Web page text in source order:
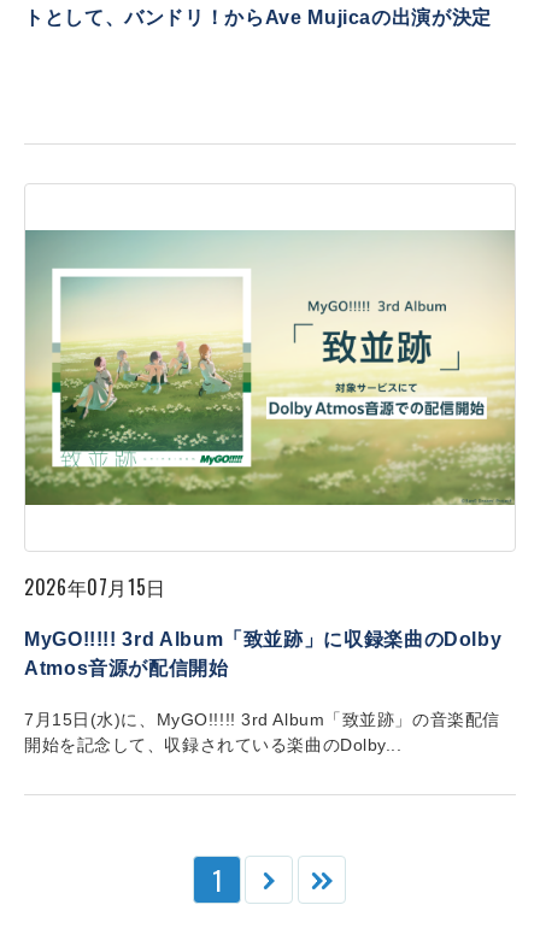
トとして、バンドリ！からAve Mujicaの出演が決定
2026年07月15日
MyGO!!!!! 3rd Album「致並跡」に収録楽曲のDolby
Atmos音源が配信開始
7月15日(水)に、MyGO!!!!! 3rd Album「致並跡」の音楽配信
開始を記念して、収録されている楽曲のDolby...
1